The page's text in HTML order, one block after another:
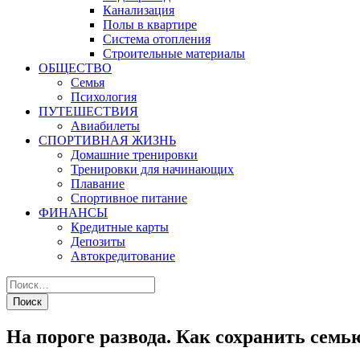
Канализация
Полы в квартире
Система отопления
Строительные материалы
ОБЩЕСТВО
Семья
Психология
ПУТЕШЕСТВИЯ
Авиабилеты
СПОРТИВНАЯ ЖИЗНЬ
Домашние тренировки
Тренировки для начинающих
Плавание
Спортивное питание
ФИНАНСЫ
Кредитные карты
Депозиты
Автокредитование
На пороге развода. Как сохранить